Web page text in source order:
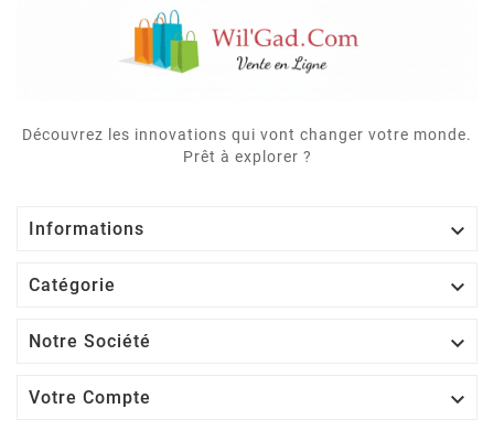
Découvrez les innovations qui vont changer votre monde.
Prêt à explorer ?
Informations 
Catégorie 
Notre Société 
Votre Compte 